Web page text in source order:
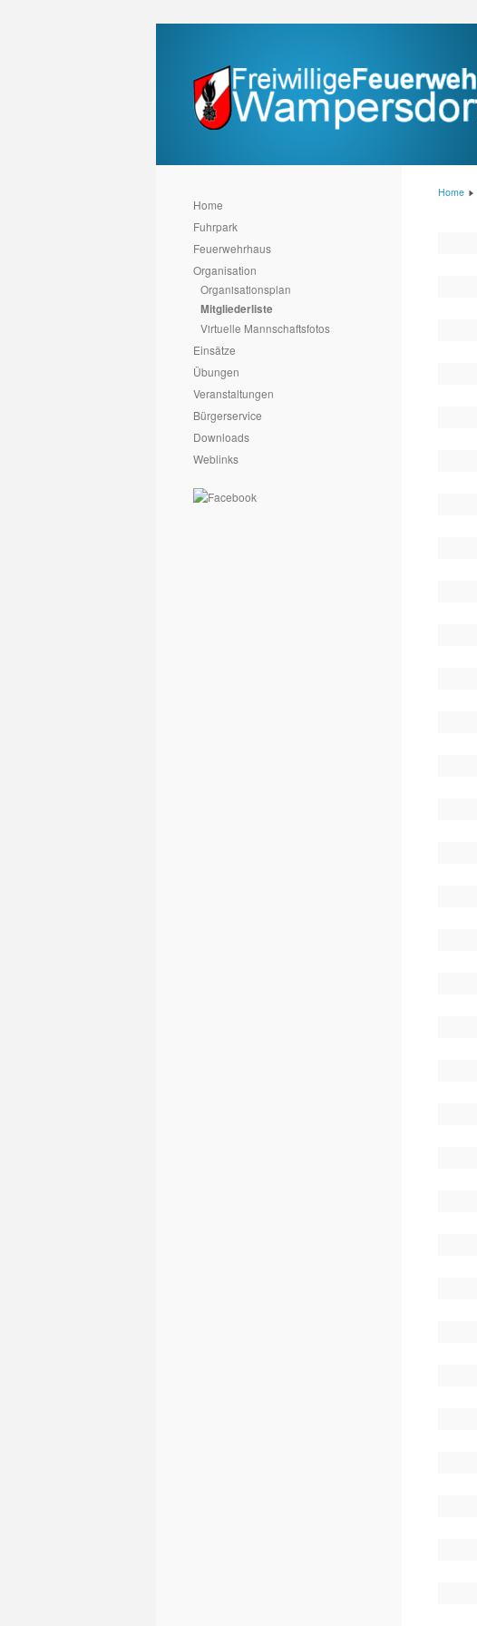
Home
Fuhrpark
Feuerwehrhaus
Organisation
Organisationsplan
Mitgliederliste
Virtuelle Mannschaftsfotos
Einsätze
Übungen
Veranstaltungen
Bürgerservice
Downloads
Weblinks
Home